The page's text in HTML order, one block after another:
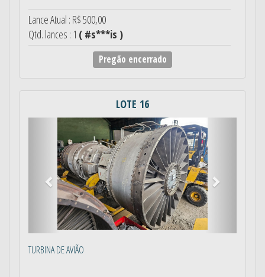
Lance Atual : R$ 500,00
Qtd. lances : 1 ( #s***is )
Pregão encerrado
LOTE 16
TURBINA DE AVIÃO